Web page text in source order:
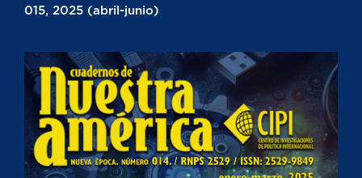
015, 2025 (abril-junio)